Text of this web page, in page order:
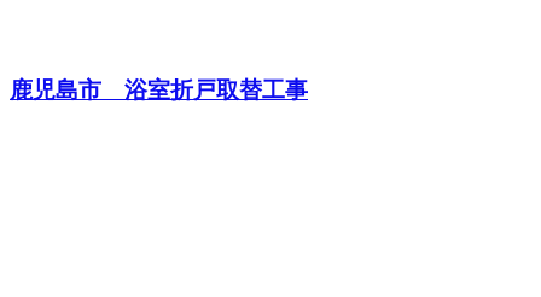
鹿児島市 浴室折戸取替工事